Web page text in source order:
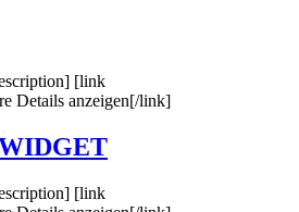
[link
Details anzeigen[/link]
[link